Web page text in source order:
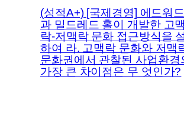
(성적A+) [국제경영] 에드워
과 밀드레드 홀이 개발한 고맥
락-저맥락 문화 접근방식을
하여 라. 고맥락 문화와 저맥
문화권에서 관찰된 사업환경
가장 큰 차이점은 무 엇인가?